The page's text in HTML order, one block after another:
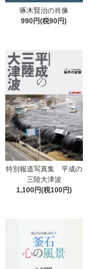
啄木賢治の肖像
990円(税90円)
特別報道写真集 平成の
三陸大津波
1,100円(税100円)